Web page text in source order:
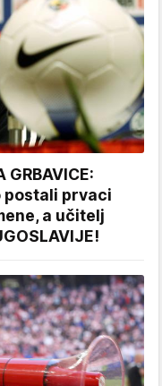
GRBAVICE:
postali prvaci
a učitelj